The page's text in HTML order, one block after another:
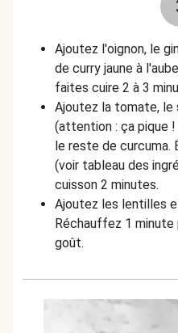
Ajoutez l'oignon, le
de curry jaune à
faites cuire 2 à 3
Ajoutez la tomate, le
(attention : ça pique
le reste de curcuma.
(voir tableau des
cuisson 2 minutes.
Ajoutez les lentilles
Réchauffez 1
goût.